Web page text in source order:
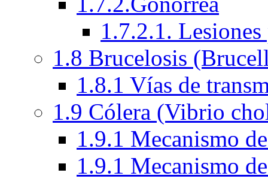
1.7.2.1.
1.8 Brucelosis
1.8.1 Vías de
1.9 Cólera (Vibrio
1.9.1 Mecanismo
1.9.1 Mecanismo